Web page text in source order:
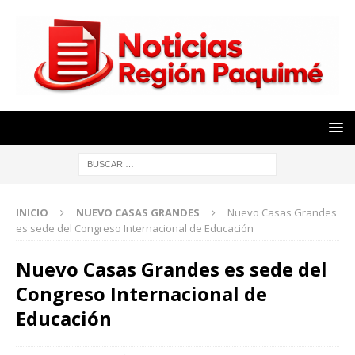
INICIO NUEVO CASAS GRANDES
Nuevo Casas Grandes
es sede del Congreso Internacional de Educación
Nuevo Casas Grandes es sede del
Congreso Internacional de
Educación